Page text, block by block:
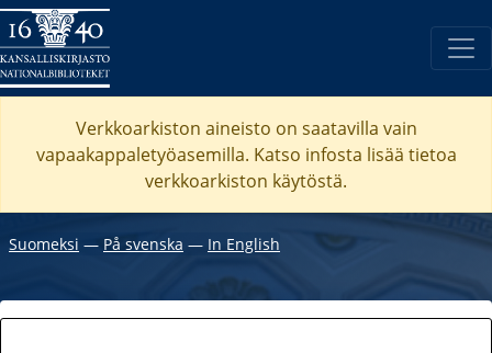
Verkkoarkiston aineisto on saatavilla vain
vapaakappaletyöasemilla. Katso infosta lisää tietoa
verkkoarkiston käytöstä.
Suomeksi ― På svenska ― In English